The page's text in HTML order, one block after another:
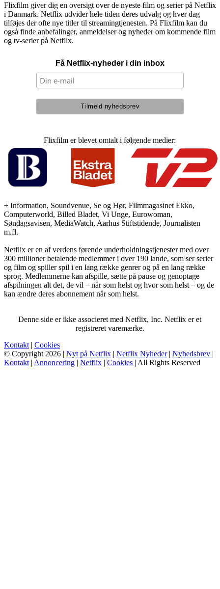
Flixfilm giver dig en oversigt over de nyeste film og serier på Netflix
i Danmark. Netflix udvider hele tiden deres udvalg og hver dag
tilføjes der ofte nye titler til streamingtjenesten. På Flixfilm kan du
også finde anbefalinger, anmeldelser og nyheder om kommende film
og tv-serier på Netflix.
Få Netflix-nyheder i din inbox
Flixfilm er blevet omtalt i følgende medier:
+ Information, Soundvenue, Se og Hør, Filmmagasinet Ekko,
Computerworld, Billed Bladet, Vi Unge, Eurowoman,
Søndagsavisen, MediaWatch, Aarhus Stiftstidende, Journalisten
m.fl.
Netflix er en af verdens førende underholdningstjenester med over
300 millioner betalende medlemmer i over 190 lande, som ser serier
og film og spiller spil i en lang række genrer og på en lang række
sprog. Medlemmerne kan afspille, sætte på pause og genoptage
afspilningen alt det, de vil – når som helst og hvor som helst – og de
kan ændre deres abonnement når som helst.
Denne side er ikke associeret med Netflix, Inc. Netflix er et
registreret varemærke.
Kontakt | Cookies
© Copyright 2026 | Nyt på Netflix | Netflix Nyheder| Nyhedsbrev |
Kontakt | Annoncering | Netflix | Cookies | All Rights Reserved